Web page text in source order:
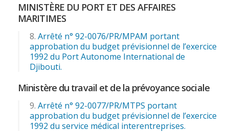
MINISTÈRE DU PORT ET DES AFFAIRES
MARITIMES
Arrêté n° 92-0076/PR/MPAM portant
approbation du budget prévisionnel de l’exercice
1992 du Port Autonome International de
Djibouti.
Ministère du travail et de la prévoyance sociale
Arrêté n° 92-0077/PR/MTPS portant
approbation du budget prévisionnel de l’exercice
1992 du service médical interentreprises.